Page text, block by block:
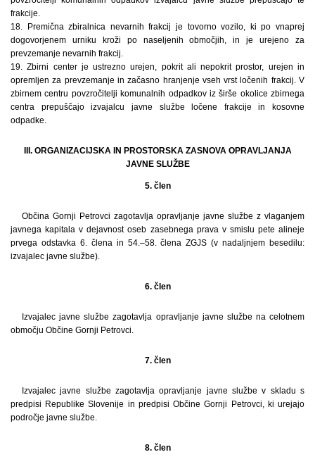
frakcije.
18. Premična zbiralnica nevarnih frakcij je tovorno vozilo, ki po vnaprej
dogovorjenem urniku kroži po naseljenih območjih, in je urejeno za
prevzemanje nevarnih frakcij.
19. Zbirni center je ustrezno urejen, pokrit ali nepokrit prostor, urejen in
opremljen za prevzemanje in začasno hranjenje vseh vrst ločenih frakcij. V
zbirnem centru povzročitelji komunalnih odpadkov iz širše okolice zbirnega
centra prepuščajo izvajalcu javne službe ločene frakcije in kosovne
odpadke.
III. ORGANIZACIJSKA IN PROSTORSKA ZASNOVA OPRAVLJANJA
JAVNE SLUŽBE
5. člen
Občina Gornji Petrovci zagotavlja opravljanje javne službe z vlaganjem
javnega kapitala v dejavnost oseb zasebnega prava v smislu pete alineje
prvega odstavka 6. člena in 54.–58. člena ZGJS (v nadaljnjem besedilu:
izvajalec javne službe).
6. člen
Izvajalec javne službe zagotavlja opravljanje javne službe na celotnem
območju Občine Gornji Petrovci.
7. člen
Izvajalec javne službe zagotavlja opravljanje javne službe v skladu s
predpisi Republike Slovenije in predpisi Občine Gornji Petrovci, ki urejajo
področje javne službe.
8. člen